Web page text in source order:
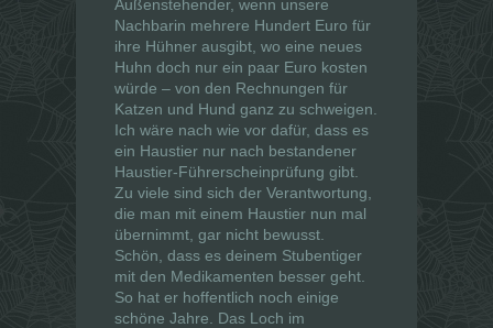
Außenstehender, wenn unsere
Nachbarin mehrere Hundert Euro für
ihre Hühner ausgibt, wo eine neues
Huhn doch nur ein paar Euro kosten
würde – von den Rechnungen für
Katzen und Hund ganz zu schweigen.
Ich wäre nach wie vor dafür, dass es
ein Haustier nur nach bestandener
Haustier-Führerscheinprüfung gibt.
Zu viele sind sich der Verantwortung,
die man mit einem Haustier nun mal
übernimmt, gar nicht bewusst.
Schön, dass es deinem Stubentiger
mit den Medikamenten besser geht.
So hat er hoffentlich noch einige
schöne Jahre. Das Loch im